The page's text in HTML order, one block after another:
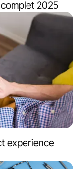
2025
experience